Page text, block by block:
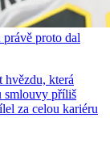
proto dal
hvězdu, která
smlouvy příliš
za celou kariéru